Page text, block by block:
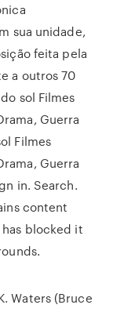
sua unidade,
feita pela
a outros 70
sol Filmes
Guerra
Filmes
Guerra
in. Search.
content
blocked it
Waters (Bruce